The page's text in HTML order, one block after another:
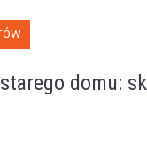
domu: